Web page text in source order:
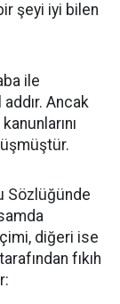
şeyi iyi bilen
ile
Ancak
Sözlüğünde
diğeri ise
fıkıh